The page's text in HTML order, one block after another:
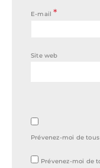
E-mail*
Site web
Prévenez-moi de
Prévenez-moi de